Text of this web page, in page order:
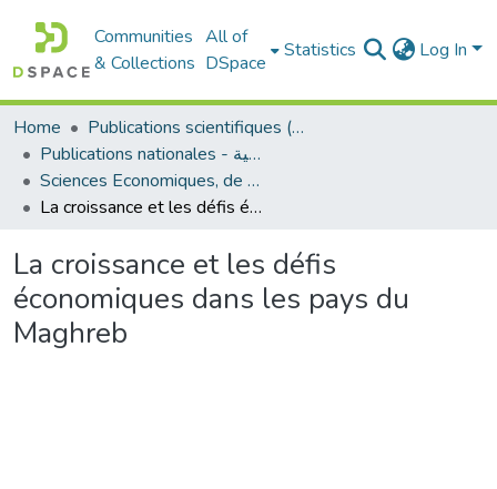
Communities
& Collections
All of
DSpace
Statistics Log In
Home
Publications scientifiques (Laboratoires)
Publications nationales - منشورات وطنية
Sciences Economiques, de Gestion et Commerciales - العلوم الإقتصادية و التجارية و علوم التسيير
La croissance et les défis économiques dans les pays du Maghreb
La croissance et les défis
économiques dans les pays du
Maghreb